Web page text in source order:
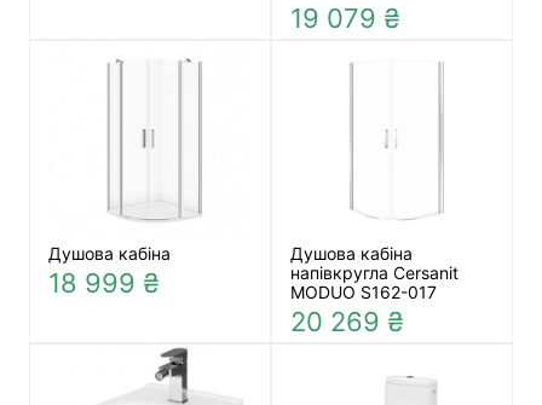
19 079 ₴
Душова кабіна
18 999 ₴
Душова кабіна
напівкругла Cersanit
MODUO S162-017
20 269 ₴